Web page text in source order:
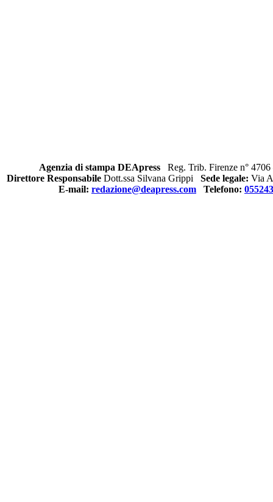
Agenzia di stampa DEApress Reg. Trib. Firenze n° 4706
Direttore Responsabile Dott.ssa Silvana Grippi Sede legale: Via
E-mail: redazione@deapress.com Telefono: